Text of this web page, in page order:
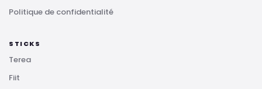
Politique de confidentialité
STICKS
Terea
Fiit